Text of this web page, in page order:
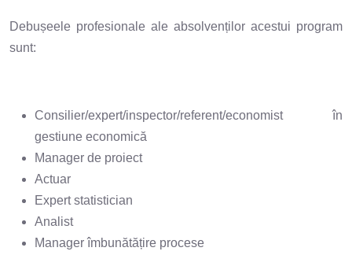
Debușeele profesionale ale absolvenților acestui program
sunt:
Consilier/expert/inspector/referent/economist în
gestiune economică
Manager de proiect
Actuar
Expert statistician
Analist
Manager îmbunătățire procese